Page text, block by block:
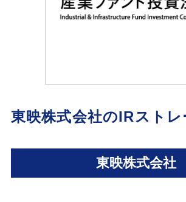
東映株式会社のIRストレ
東映株式会社